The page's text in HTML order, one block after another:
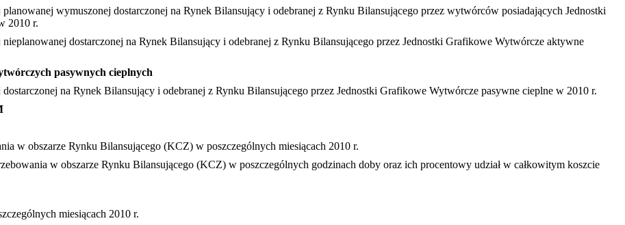
wymuszonej dostarczonej na Rynek Bilansujący i odebranej z Rynku Bilansującego przez wytwórców posiadających Jednostki
2010 r.
dostarczonej na Rynek Bilansujący i odebranej z Rynku Bilansującego przez Jednostki Grafikowe Wytwórcze aktywne
pasywnych cieplnych
na Rynek Bilansujący i odebranej z Rynku Bilansującego przez Jednostki Grafikowe Wytwórcze pasywne cieplne w 2010 r.
w obszarze Rynku Bilansującego (KCZ) w poszczególnych miesiącach 2010 r.
w obszarze Rynku Bilansującego (KCZ) w poszczególnych godzinach doby oraz ich procentowy udział w całkowitym koszcie
miesiącach 2010 r.